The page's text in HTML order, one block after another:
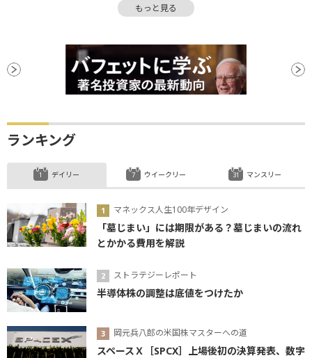
CEO
時間分散
バリュエーション
もっと見る
ランキング
デイリー
マネックス人生100年デザイン
「墓じまい」には期限がある？墓じまいの流れ
とかかる費用を解説
ストラテジーレポート
半導体株の調整は底値をつけたか
岡元兵八郎の米国株マスターへの道
スペースＸ［SPCX］上場後初の決算発表、数字
ウイークリー マンスリー